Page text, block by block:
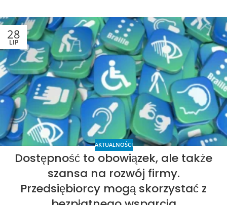
28
LIP
AKTUALNOŚCI
Dostępność to obowiązek, ale także
szansa na rozwój firmy.
Przedsiębiorcy mogą skorzystać z